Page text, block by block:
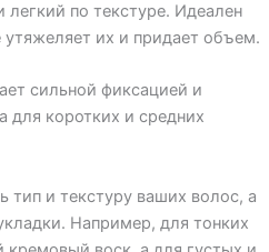
легкий по текстуре. Идеален
утяжеляет их и придает объем.
сильной фиксацией и
коротких и средних
тип и текстуру ваших волос, а
Например, для тонких